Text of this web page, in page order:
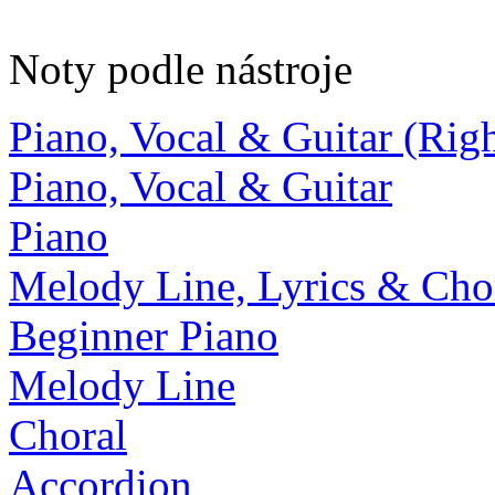
Noty podle nástroje
Piano, Vocal & Guitar
Piano, Vocal & Guitar
Piano
Melody Line, Lyrics &
Beginner Piano
Melody Line
Choral
Accordion